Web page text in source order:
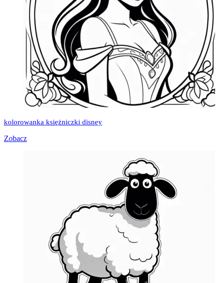
kolorowanka księżniczki disney
Zobacz